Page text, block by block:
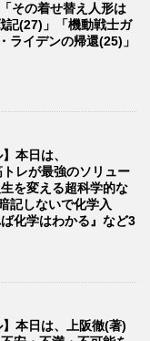
その着せ替え人形は
記(27)」「機動戦士ガ
ライデンの帰還(25)」
本日は、
レが最強のソリュー
を変える超科学的な
記しないで化学入
化学はわかる』など3
本日は、上阪徹(著)